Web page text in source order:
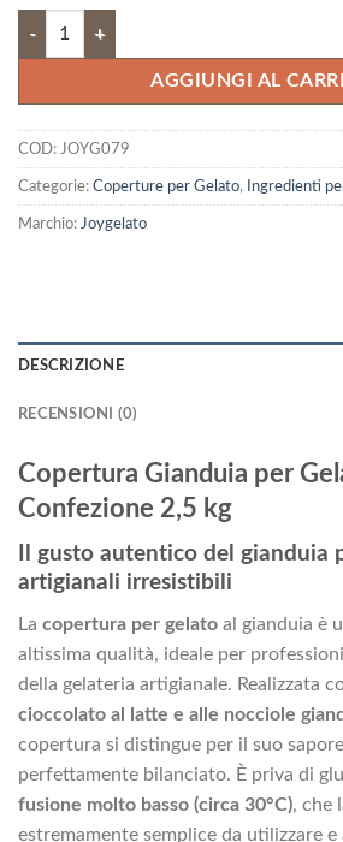
Copertura Gianduia per gelato quantità
AGGIUNGI AL
COD: JOYG079
Categorie: Coperture per Gelato, Ingredienti
Marchio: Joygelato
DESCRIZIONE
RECENSIONI (0)
Copertura Gianduia per
Confezione 2,5 kg
Il gusto autentico del gianduia
artigianali irresistibili
La copertura per gelato al gianduia è
altissima qualità, ideale per
della gelateria artigianale. Realizzata
cioccolato al latte e alle nocciole
copertura si distingue per il suo
perfettamente bilanciato. È priva di
fusione molto basso (circa 30°C), che
estremamente semplice da utilizzare e